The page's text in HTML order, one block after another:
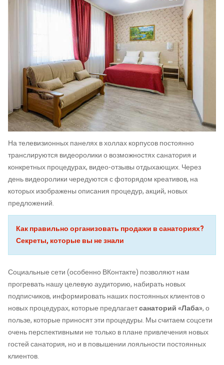
На телевизионных панелях в холлах корпусов постоянно
транслируются видеоролики о возможностях санатория и
конкретных процедурах, видео-отзывы отдыхающих. Через
день видеоролики чередуются с фоторядом креативов, на
которых изображены описания процедур, акций, новых
предложений.
Как правильно организовать продажи в санаториях?
Секреты, которые вы не знали
Социальные сети (особенно ВКонтакте) позволяют нам
прогревать нашу целевую аудиторию, набирать новых
подписчиков, информировать наших постоянных клиентов о
новых процедурах, которые предлагаетсанаторий «Лаба», о
пользе, которые приносят эти процедуры. Мы считаем соцсети
очень перспективными не только в плане привлечения новых
гостей санатория, но и в повышении лояльности постоянных
клиентов.